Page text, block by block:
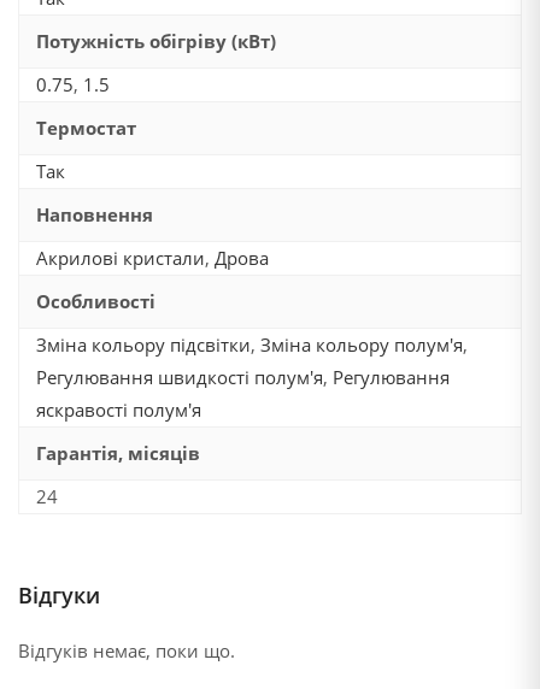
Потужність обігріву (кВт)
0.75, 1.5
Термостат
Так
Наповнення
Акрилові кристали, Дрова
Особливості
Зміна кольору підсвітки, Зміна кольору полум'я,
Регулювання швидкості полум'я, Регулювання
яскравості полум'я
Гарантія, місяців
24
Відгуки
Відгуків немає, поки що.